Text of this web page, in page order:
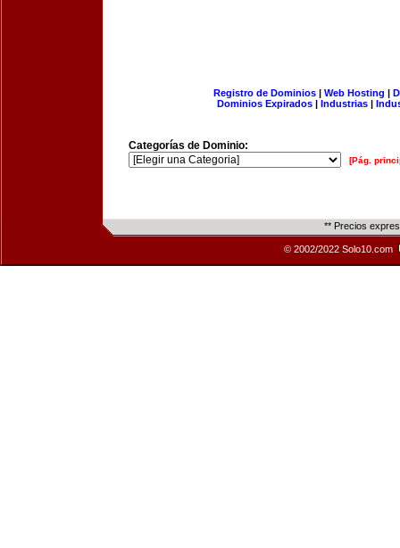
Registro de Dominios| Web Hosting |
Dominios Expirados | Industrias |
Categorías de Dominio:
[Pág.
** Precios
© 2002/2022 Solo10.com